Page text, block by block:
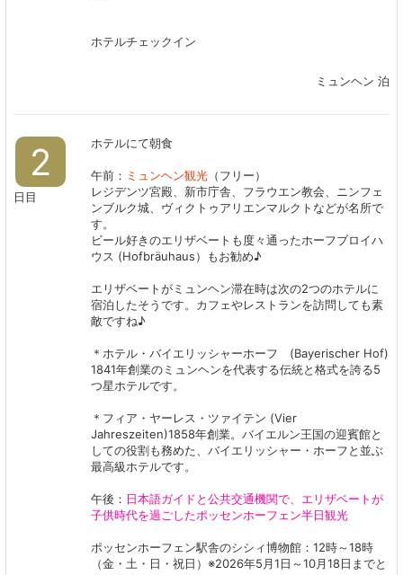
ホテルチェックイン
ミュンヘン 泊
2
日目
ホテルにて朝食
午前： ミュンヘン観光 （フリー）
レジデンツ宮殿、新市庁舎、フラウエン教会、ニンフェ
ンブルク城、ヴィクトゥアリエンマルクトなどが名所で
す。
ビール好きのエリザベートも度々通ったホーフブロイハ
ウス (Hofbräuhaus）もお勧め♪
エリザベートがミュンヘン滞在時は次の2つのホテルに
宿泊したそうです。カフェやレストランを訪問しても素
敵ですね♪
＊ホテル・バイエリッシャーホーフ (Bayerischer Hof)
1841年創業のミュンヘンを代表する伝統と格式を誇る5
つ星ホテルです。
＊フィア・ヤーレス・ツァイテン (Vier
Jahreszeiten)1858年創業。バイエルン王国の迎賓館と
しての役割も務めた、バイエリッシャー・ホーフと並ぶ
最高級ホテルです。
午後： 日本語ガイドと公共交通機関で、エリザベートが
子供時代を過ごしたポッセンホーフェン半日観光
ポッセンホーフェン駅舎のシシィ博物館：12時～18時
（金・土・日・祝日）※2026年5月1日～10月18日までと